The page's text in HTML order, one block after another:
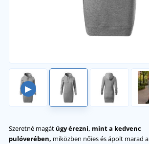
▶
Szeretné magát úgy érezni, mint a kedvenc
pulóverében, miközben nőies és ápolt marad a